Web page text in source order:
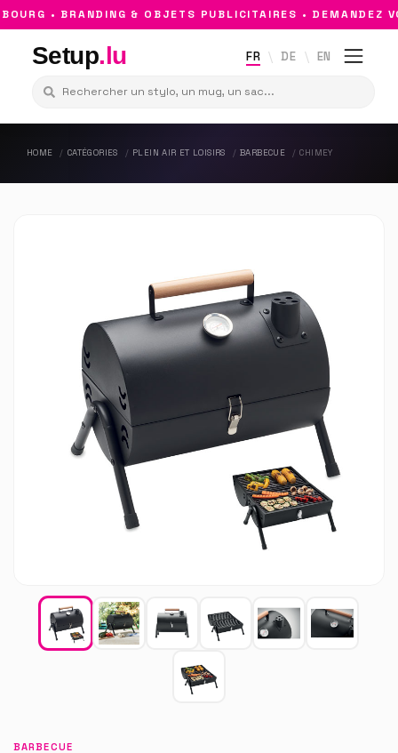
• BRANDING & OBJETS PUBLICITAIRES • DEMANDEZ
Setup.lu FR DE EN
HOME CATÉGORIES PLEIN AIR ET LOISIRS BARBECUE CHIMEY
BARBECUE